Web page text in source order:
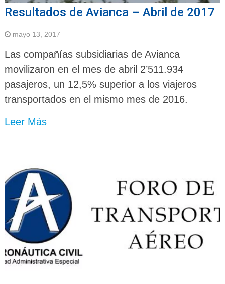
Resultados de Avianca – Abril de 2017
mayo 13, 2017
Las compañías subsidiarias de Avianca
movilizaron en el mes de abril 2’511.934
pasajeros, un 12,5% superior a los viajeros
transportados en el mismo mes de 2016.
Leer Más